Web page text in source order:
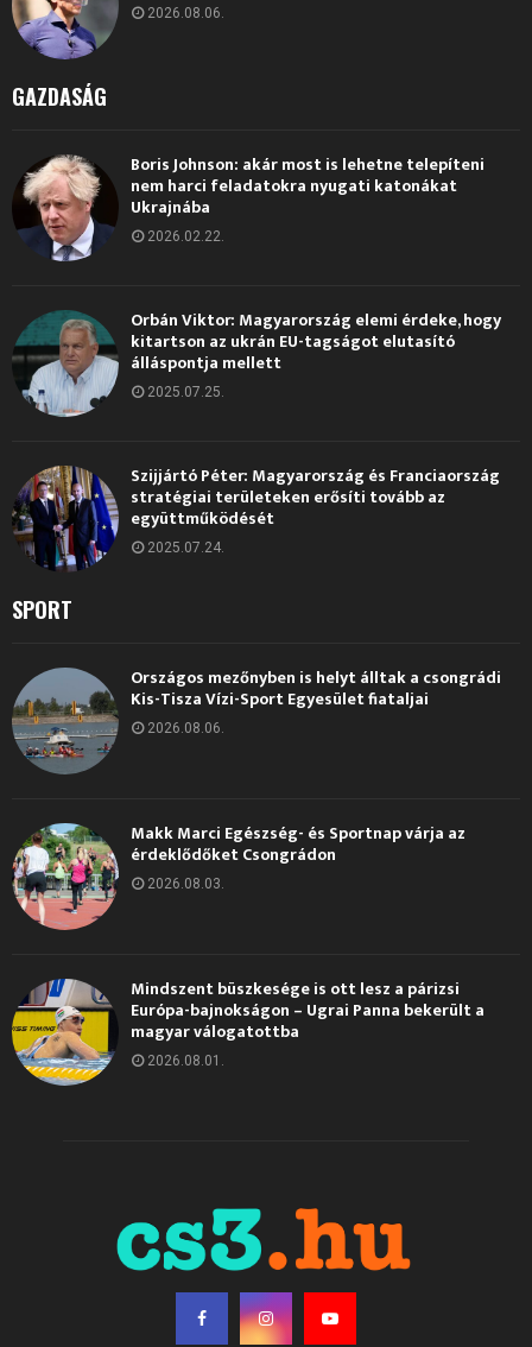
2026.08.06.
GAZDASÁG
Boris Johnson: akár most is lehetne telepíteni
nem harci feladatokra nyugati katonákat
Ukrajnába
2026.02.22.
Orbán Viktor: Magyarország elemi érdeke, hogy
kitartson az ukrán EU-tagságot elutasító
álláspontja mellett
2025.07.25.
Szijjártó Péter: Magyarország és Franciaország
stratégiai területeken erősíti tovább az
együttműködését
2025.07.24.
SPORT
Országos mezőnyben is helyt álltak a csongrádi
Kis-Tisza Vízi-Sport Egyesület fiataljai
2026.08.06.
Makk Marci Egészség- és Sportnap várja az
érdeklődőket Csongrádon
2026.08.03.
Mindszent büszkesége is ott lesz a párizsi
Európa-bajnokságon – Ugrai Panna bekerült a
magyar válogatottba
2026.08.01.